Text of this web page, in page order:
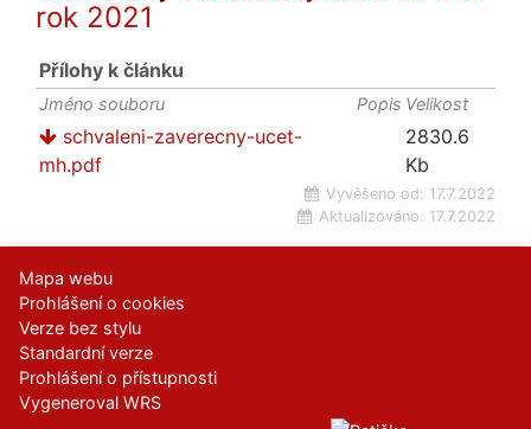
rok 2021
Přílohy k článku
Jméno souboru Popis Velikost
schvaleni-zaverecny-ucet-
mh.pdf
2830.6
Kb
Vyvěšeno od: 17.7.2022
Aktualizováno: 17.7.2022
Mapa webu
Prohlášení o cookies
Verze bez stylu
Standardní verze
Prohlášení o přístupnosti
Vygeneroval WRS